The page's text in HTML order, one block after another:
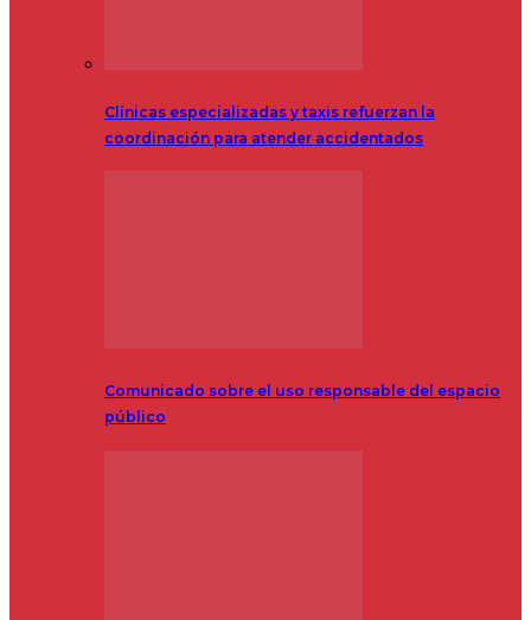
Clínicas especializadas y taxis refuerzan la
coordinación para atender accidentados
Comunicado sobre el uso responsable del espacio
público